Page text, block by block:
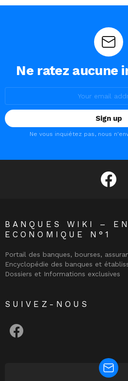
Ne ratez aucune
Ne vous inquiétez pas, nous
BANQUES WIKI –
ECONOMIQUE N°1
Portail des banques, bourses,
Encyclopédie des banques et
Dossiers et Informations exclusives
SUIVEZ-NOUS